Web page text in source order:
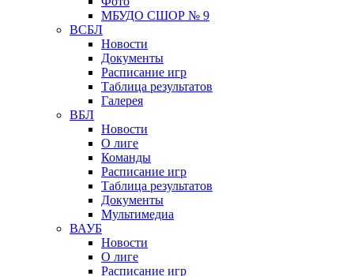
МБУДО СШОР № 9
ВСБЛ
Новости
Документы
Расписание игр
Таблица результатов
Галерея
ВБЛ
Новости
О лиге
Команды
Расписание игр
Таблица результатов
Документы
Мультимедиа
ВАУБ
Новости
О лиге
Расписание игр